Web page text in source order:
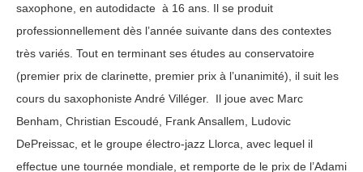
saxophone, en autodidacte à 16 ans. Il se produit
professionnellement dès l’année suivante dans des contextes
très variés. Tout en terminant ses études au conservatoire
(premier prix de clarinette, premier prix à l’unanimité), il suit les
cours du saxophoniste André Villéger. Il joue avec Marc
Benham, Christian Escoudé, Frank Ansallem, Ludovic
DePreissac, et le groupe électro-jazz Llorca, avec lequel il
effectue une tournée mondiale, et remporte de le prix de l’Adami